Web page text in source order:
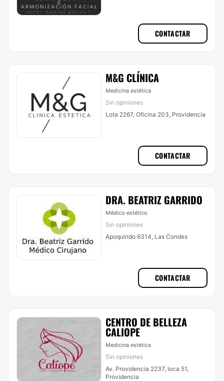
CONTACTAR
M&G CLÍNICA
Medicina estética
Sin opiniones
Lota 2267, Oficina 203, Providencia
CONTACTAR
DRA. BEATRIZ GARRIDO
Médico estético
Sin opiniones
Apoquindo 6314, Las Condes
CONTACTAR
CENTRO DE BELLEZA
CALIOPE
Medicina estética
Sin opiniones
Av. Providencia 2237, loca 51,
Providencia